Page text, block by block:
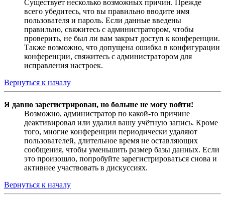
Существует несколько возможных причин. Прежде
всего убедитесь, что вы правильно вводите имя
пользователя и пароль. Если данные введены
правильно, свяжитесь с администратором, чтобы
проверить, не был ли вам закрыт доступ к конференции.
Также возможно, что допущена ошибка в конфигурации
конференции, свяжитесь с администратором для
исправления настроек.
Вернуться к началу
Я давно зарегистрирован, но больше не могу войти!
Возможно, администратор по какой-то причине
деактивировал или удалил вашу учётную запись. Кроме
того, многие конференции периодически удаляют
пользователей, длительное время не оставляющих
сообщения, чтобы уменьшить размер базы данных. Если
это произошло, попробуйте зарегистрироваться снова и
активнее участвовать в дискуссиях.
Вернуться к началу